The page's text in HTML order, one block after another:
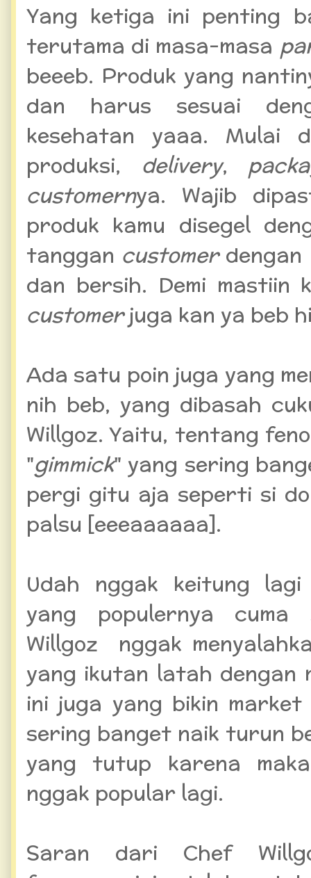
Yang ketiga ini penting
terutama di masa-masa
beeeb. Produk yang
dan harus sesuai
kesehatan yaaa. Mulai
produksi, delivery,
customernya. Wajib
produk kamu disegel
tanggan customer dengan
dan bersih. Demi mastiin
customerjuga kan ya beb
Ada satu poin juga yang
nih beb, yang dibasah
Willgoz. Yaitu, tentang
"gimmick" yang sering
pergi gitu aja seperti si
palsu [eeeaaaaaa].
Udah nggak keitung lagi
yang populernya cuma
Willgoz nggak
yang ikutan latah dengan
ini juga yang bikin
sering banget naik turun
yang tutup karena
nggak popular lagi.
Saran dari Chef